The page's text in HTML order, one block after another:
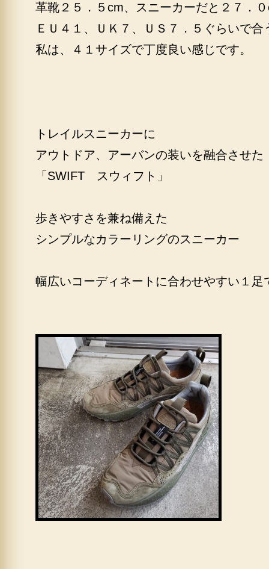
革靴２５．５cm、スニーカーだと２７．
ＥＵ４１、ＵＫ７、ＵＳ７．５ぐらいで合
私は、４１サイズで丁度良い感じです。
トレイルスニーカーに
アウトドア、アーバンの装いを融合させた
「SWIFT スウィフト」
歩きやすさを兼ね備えた
シンプルなカラーリングのスニーカー
幅広いコーディネートに合わせやすい１足